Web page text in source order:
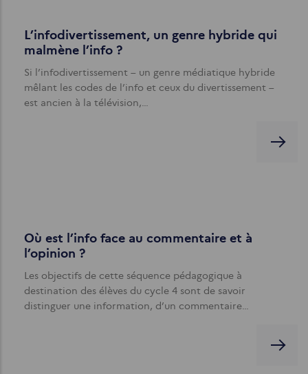
L’infodivertissement, un genre hybride qui
malmène l’info ?
Si l’infodivertissement – un genre médiatique hybride
mêlant les codes de l’info et ceux du divertissement –
est ancien à la télévision,…
Où est l’info face au commentaire et à
l’opinion ?
Les objectifs de cette séquence pédagogique à
destination des élèves du cycle 4 sont de savoir
distinguer une information, d’un commentaire…